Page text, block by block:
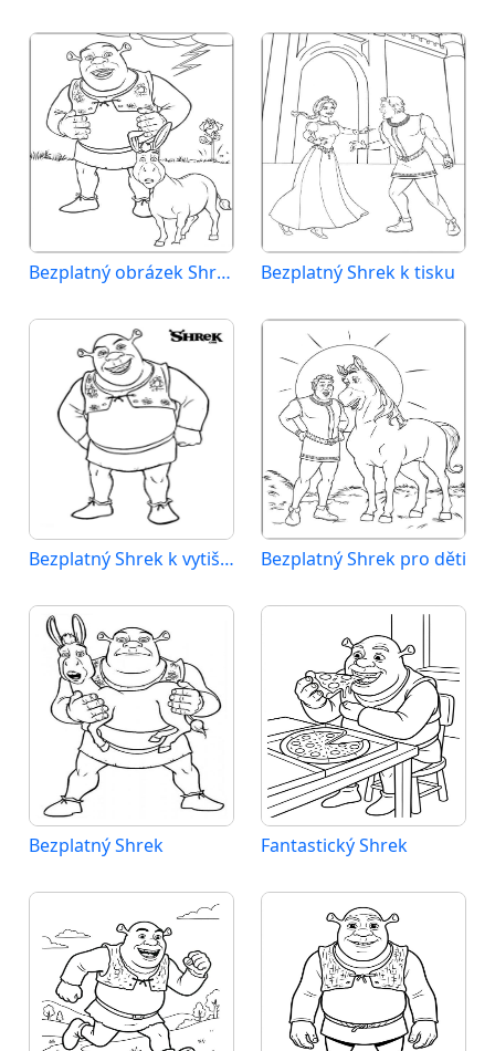
Bezplatný obrázek Shreka Bezplatný Shrek k tisku
Bezplatný Shrek k vytištění Bezplatný Shrek pro děti
Bezplatný Shrek Fantastický Shrek